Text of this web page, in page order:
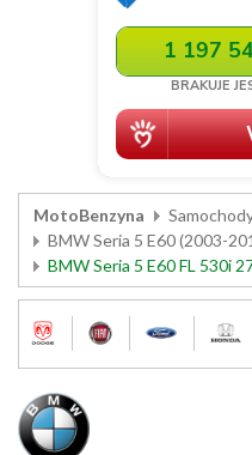
MotoBenzyna
BMW Seria 5 E60 (2003-
BMW Seria 5 E60 FL 530i